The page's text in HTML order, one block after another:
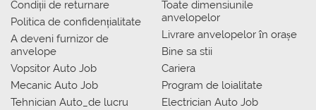
Condiții de returnare
Politica de confidențialitate
A deveni furnizor de
anvelope
Vopsitor Auto Job
Mecanic Auto Job
Tehnician Auto_de lucru
Toate dimensiunile
anvelopelor
Livrare anvelopelor în orașe
Bine sa stii
Cariera
Program de loialitate
Electrician Auto Job